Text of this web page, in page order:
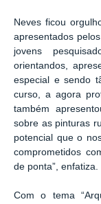
Neves ficou
apresentados
jovens
orientandos,
especial e sendo
curso, a agora
também
sobre as pinturas
potencial que o
comprometidos
de ponta”, enfatiza.
Com o tema